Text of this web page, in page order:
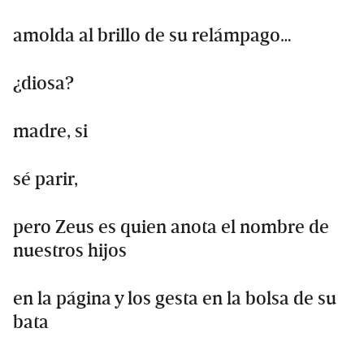
amolda al brillo de su relámpago…
¿diosa?
madre, si
sé parir,
pero Zeus es quien anota el nombre de
nuestros hijos
en la página y los gesta en la bolsa de su
bata